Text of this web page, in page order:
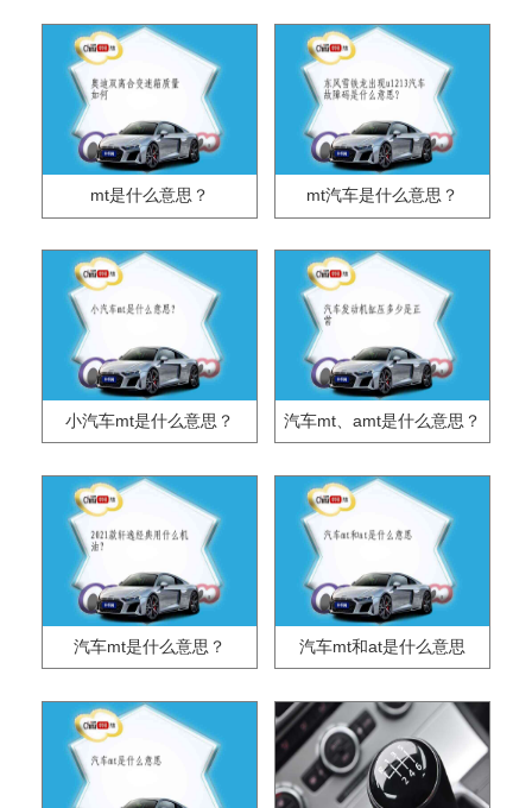
mt是什么意思？ mt汽车是什么意思？
小汽车mt是什么意思？ 汽车mt、amt是什么意思？
汽车mt是什么意思？ 汽车mt和at是什么意思